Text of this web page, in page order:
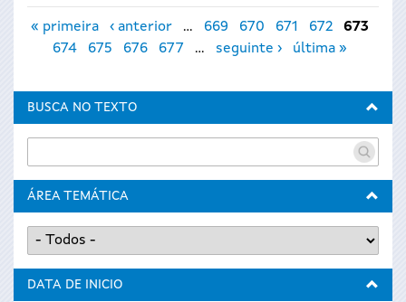
Páxinas
« primeira ‹ anterior … 669 670 671 672
673
674
675 676 677 … seguinte › última »
BUSCA NO TEXTO
ÁREA TEMÁTICA
DATA DE INICIO